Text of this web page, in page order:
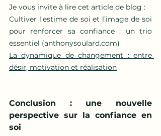
Je vous invite à lire cet article de blog :
Cultiver l'estime de soi et l’image de soi
pour renforcer sa confiance : un trio
essentiel (anthonysoulard.com)
La dynamique de changement : entre
désir, motivation et réalisation
Conclusion : une nouvelle
perspective sur la confiance en
soi